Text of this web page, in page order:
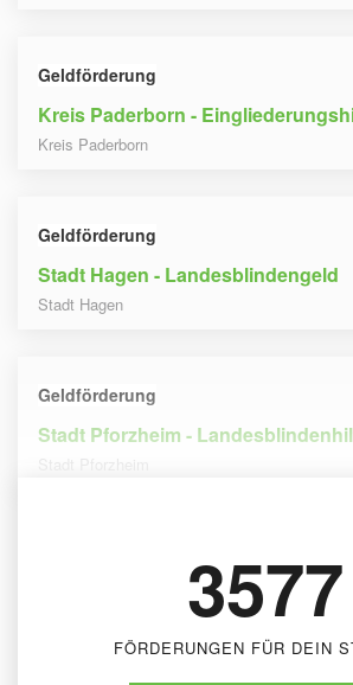
Geldförderung
Kreis Paderborn -
Kreis Paderborn
Geldförderung
Stadt Hagen - Landesblindengeld
Stadt Hagen
Geldförderung
Stadt Pforzheim -
Stadt Pforzheim
3577
FÖRDERUNGEN FÜR DEIN